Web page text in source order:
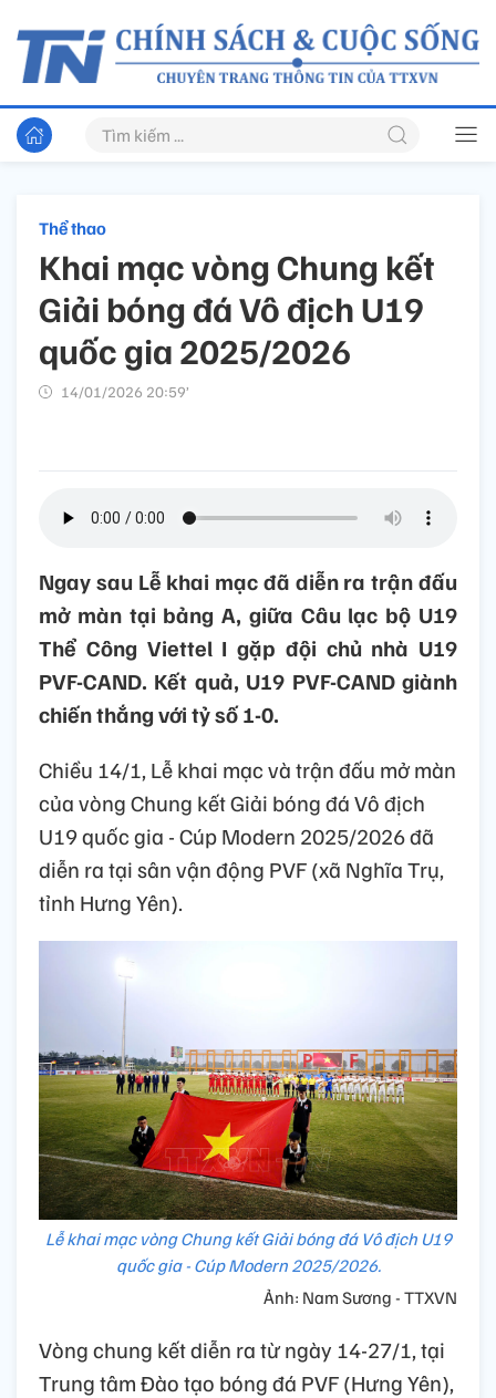
Thể thao
Khai mạc vòng Chung kết
Giải bóng đá Vô địch U19
quốc gia 2025/2026
14/01/2026 20:59’
Ngay sau Lễ khai mạc đã diễn ra trận đấu
mở màn tại bảng A, giữa Câu lạc bộ U19
Thể Công Viettel I gặp đội chủ nhà U19
PVF-CAND. Kết quả, U19 PVF-CAND giành
chiến thắng với tỷ số 1-0.
Chiều 14/1, Lễ khai mạc và trận đấu mở màn
của vòng Chung kết Giải bóng đá Vô địch
U19 quốc gia - Cúp Modern 2025/2026 đã
diễn ra tại sân vận động PVF (xã Nghĩa Trụ,
tỉnh Hưng Yên).
Lễ khai mạc vòng Chung kết Giải bóng đá Vô địch U19
quốc gia - Cúp Modern 2025/2026.
Ảnh: Nam Sương - TTXVN
Vòng chung kết diễn ra từ ngày 14-27/1, tại
Trung tâm Đào tạo bóng đá PVF (Hưng Yên),